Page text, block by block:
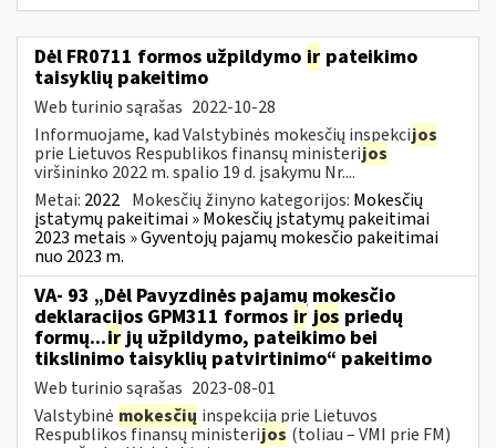
Dėl FR0711 formos užpildymo ir pateikimo
taisyklių pakeitimo
Web turinio sąrašas 2022-10-28
Informuojame, kad Valstybinės mokesčių inspekcijos
prie Lietuvos Respublikos finansų ministerijos
viršininko 2022 m. spalio 19 d. įsakymu Nr....
Metai: 2022 Mokesčių žinyno kategorijos: Mokesčių
įstatymų pakeitimai » Mokesčių įstatymų pakeitimai
2023 metais » Gyventojų pajamų mokesčio pakeitimai
nuo 2023 m.
VA- 93 „Dėl Pavyzdinės pajamų mokesčio
deklaracijos GPM311 formos ir jos priedų
formų...irjų užpildymo, pateikimo bei
tikslinimo taisyklių patvirtinimo“ pakeitimo
Web turinio sąrašas 2023-08-01
Valstybinė mokesčių inspekcija prie Lietuvos
Respublikos finansų ministerijos (toliau – VMI prie FM)